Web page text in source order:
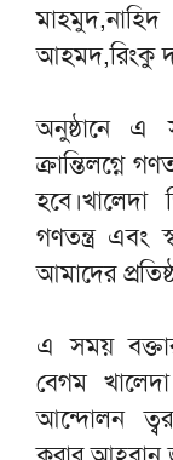
আহমদ,রিংকু
অনুষ্ঠানে
ক্রান্তিলগ্নে
গণতন্ত্র এবং
আমাদের
এ সময়
বেগম
আন্দোলন